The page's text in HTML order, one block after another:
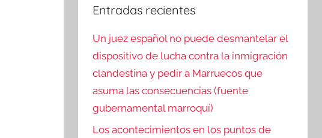
Entradas recientes
Un juez español no puede desmantelar el
dispositivo de lucha contra la inmigración
clandestina y pedir a Marruecos que
asuma las consecuencias (fuente
gubernamental marroquí)
Los acontecimientos en los puntos de